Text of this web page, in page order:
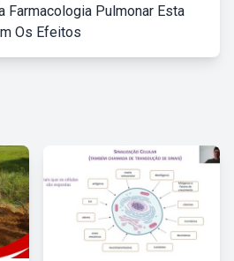
Farmacologia Pulmonar Esta
Os Efeitos